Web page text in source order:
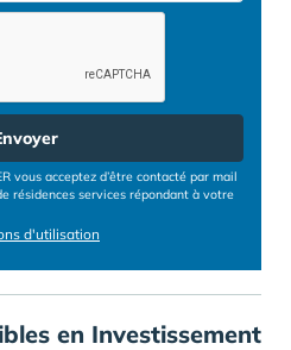
vous acceptez d’être contacté par mail
résidences services répondant à votre
d'utilisation
en Investissement